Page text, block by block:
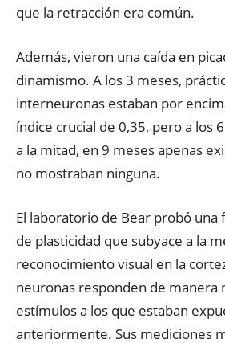
que la retracción era común.
Además, vieron una caída en
dinamismo. A los 3 meses,
interneuronas estaban por
índice crucial de 0,35, pero a los
a la mitad, en 9 meses apenas
no mostraban ninguna.
El laboratorio de Bear probó una
de plasticidad que subyace a la
reconocimiento visual en la
neuronas responden de manera
estímulos a los que estaban
anteriormente. Sus mediciones